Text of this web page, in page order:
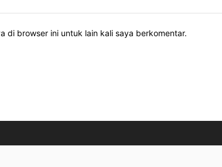
di browser ini untuk lain kali saya berkomentar.